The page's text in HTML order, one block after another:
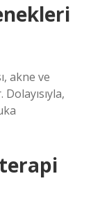
akne ve